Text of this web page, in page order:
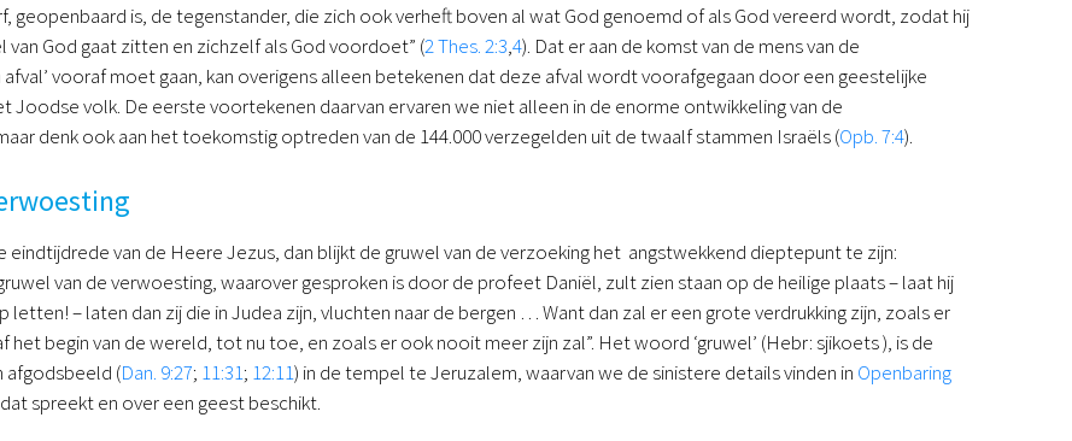
geopenbaard is, de tegenstander, die zich ook verheft boven al wat God genoemd of als God vereerd wordt, zodat hij
van God gaat zitten en zichzelf als God voordoet” (2 Thes. 2:3,4). Dat er aan de komst van de mens van de
vooraf moet gaan, kan overigens alleen betekenen dat deze afval wordt voorafgegaan door een geestelijke
Joodse volk. De eerste voortekenen daarvan ervaren we niet alleen in de enorme ontwikkeling van de
denk ook aan het toekomstig optreden van de 144.000 verzegelden uit de twaalf stammen Israëls (Opb. 7:4).
eindtijdrede van de Heere Jezus, dan blijkt de gruwel van de verzoeking het angstwekkend dieptepunt te zijn:
van de verwoesting, waarover gesproken is door de profeet Daniël, zult zien staan op de heilige plaats – laat hij
letten! – laten dan zij die in Judea zijn, vluchten naar de bergen … Want dan zal er een grote verdrukking zijn, zoals er
het begin van de wereld, tot nu toe, en zoals er ook nooit meer zijn zal”. Het woord ‘gruwel’ (Hebr: sjikoets ), is de
afgodsbeeld (Dan. 9:27; 11:31; 12:11) in de tempel te Jeruzalem, waarvan we de sinistere details vinden in Openbaring
spreekt en over een geest beschikt.